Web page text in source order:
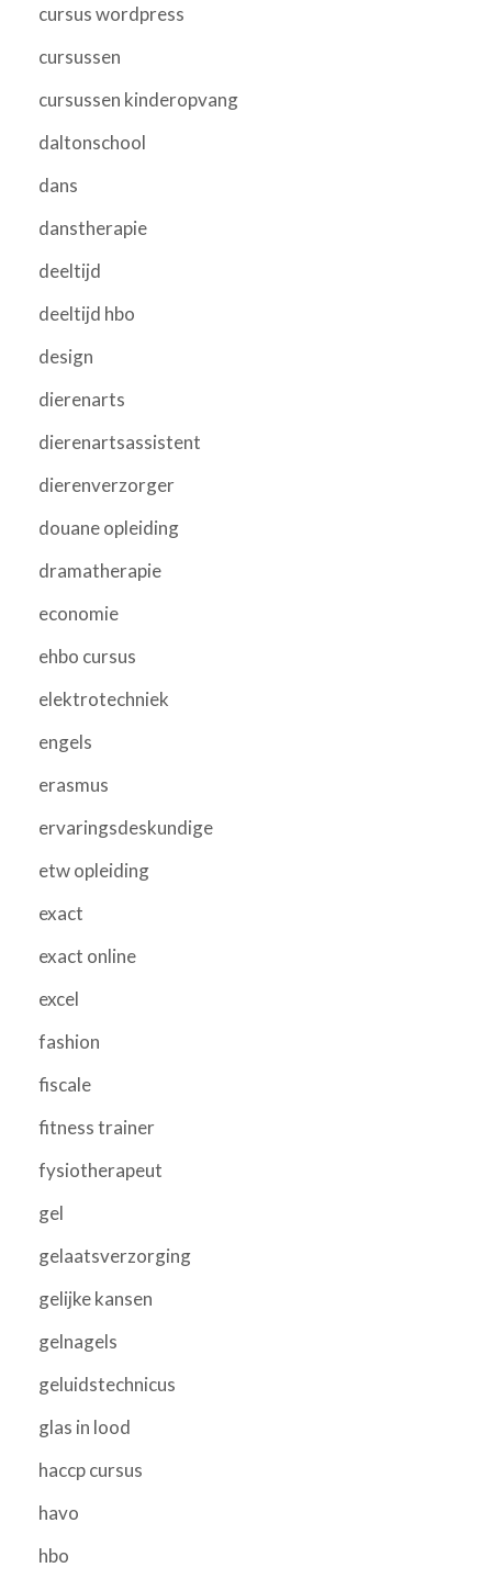
cursus wordpress
cursussen
cursussen kinderopvang
daltonschool
dans
danstherapie
deeltijd
deeltijd hbo
design
dierenarts
dierenartsassistent
dierenverzorger
douane opleiding
dramatherapie
economie
ehbo cursus
elektrotechniek
engels
erasmus
ervaringsdeskundige
etw opleiding
exact
exact online
excel
fashion
fiscale
fitness trainer
fysiotherapeut
gel
gelaatsverzorging
gelijke kansen
gelnagels
geluidstechnicus
glas in lood
haccp cursus
havo
hbo